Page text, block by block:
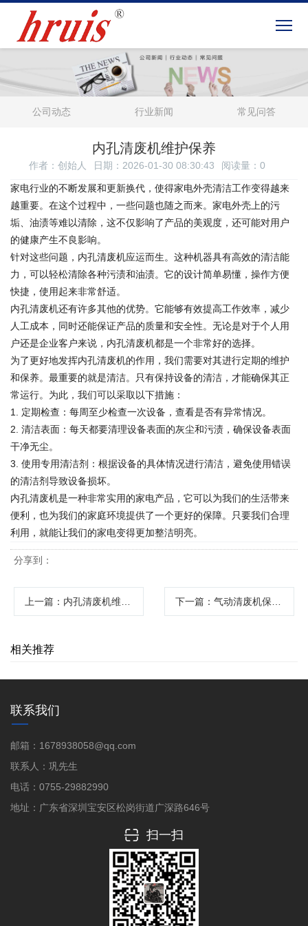
公司动态 行业新闻 常见问答
内孔清废机维护保养
作者：创始人 日期：2026-01-30 08:30:43 阅读量： 0
家电行业的不断发展和更新换代，使得家电外壳清洁工作变得越来
越重要。在这个过程中，一些问题也随之而来。家电外壳上的污
垢、油渍等难以清除，这不仅影响了产品的美观度，还可能对用户
的健康产生不良影响。
针对这些问题，内孔清废机应运而生。这种机器具有高效的清洁能
力，可以轻松清除各种污渍和油渍。它的设计简单易懂，操作方便
快捷，使用起来非常舒适。
内孔清废机还有许多其他的优势。它能够有效提高工作效率，减少
人工成本，同时还能保证产品的质量和安全性。无论是对于个人用
户还是企业客户来说，内孔清废机都是一个非常好的选择。
为了更好地发挥内孔清废机的作用，我们需要对其进行定期的维护
和保养。最重要的就是清洁。只有保持设备的清洁，才能确保其正
常运行。为此，我们可以采取以下措施：
1. 定期检查：每周至少检查一次设备，查看是否有异常情况。
2. 清洁表面：每天都要清理设备表面的灰尘和污渍，确保设备表面
干净无尘。
3. 使用专用清洁剂：根据设备的具体情况进行清洁，避免使用错误
的清洁剂导致设备损坏。
内孔清废机是一种非常实用的家电产品，它可以为我们的生活带来
便利，也为我们的家庭环境提供了一个更好的保障。只要我们合理
利用，就能让我们的家电变得更加整洁明亮。
分享到：
上一篇 ：内孔清废机维护保养与压缩机油冷却器 下一篇 ：气动清废机保养与日常维护
相关推荐
联系我们
邮箱：1678938058@qq.com
联系人：巩先生
电话：0755-29882990
地址：广东省深圳宝安区松岗街道广深路646号
扫一扫